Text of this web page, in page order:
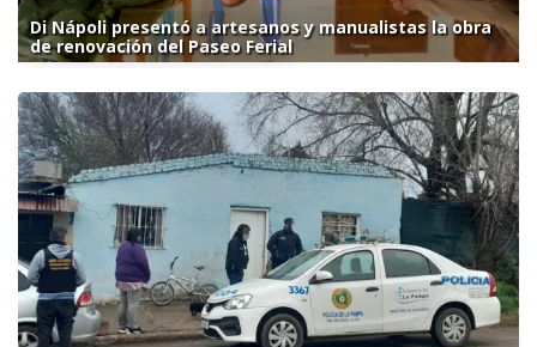
Di Nápoli presentó a artesanos y manualistas la obra
de renovación del Paseo Ferial